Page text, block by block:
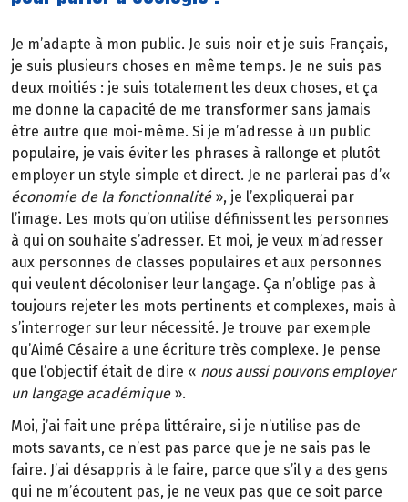
Je m’adapte à mon public. Je suis noir et je suis Français,
je suis plusieurs choses en même temps. Je ne suis pas
deux moitiés : je suis totalement les deux choses, et ça
me donne la capacité de me transformer sans jamais
être autre que moi-même. Si je m’adresse à un public
populaire, je vais éviter les phrases à rallonge et plutôt
employer un style simple et direct. Je ne parlerai pas d’«
économie de la fonctionnalité », je l’expliquerai par
l’image. Les mots qu’on utilise définissent les personnes
à qui on souhaite s’adresser. Et moi, je veux m’adresser
aux personnes de classes populaires et aux personnes
qui veulent décoloniser leur langage. Ça n’oblige pas à
toujours rejeter les mots pertinents et complexes, mais à
s’interroger sur leur nécessité. Je trouve par exemple
qu’Aimé Césaire a une écriture très complexe. Je pense
que l’objectif était de dire « nous aussi pouvons employer
un langage académique».
Moi, j’ai fait une prépa littéraire, si je n’utilise pas de
mots savants, ce n’est pas parce que je ne sais pas le
faire. J’ai désappris à le faire, parce que s’il y a des gens
qui ne m’écoutent pas, je ne veux pas que ce soit parce